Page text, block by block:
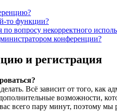
то функции?
по вопросу некорректного
конференции?
и регистрация
Всё зависит от того, как
возможности,
всего пару минут, поэтому мы